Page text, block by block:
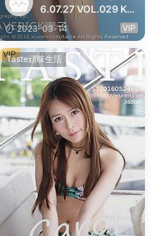
6.07.27 VOL.029 K8
傲嬌萌萌Vivian
2023-03-14 VIP
Taste頑味生活
VIP